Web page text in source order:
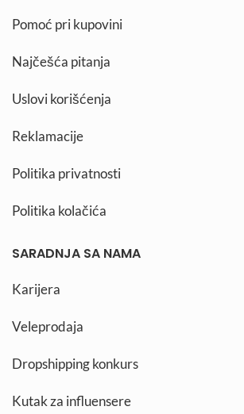
Pomoć pri kupovini
Najčešća pitanja
Uslovi korišćenja
Reklamacije
Politika privatnosti
Politika kolačića
SARADNJA SA NAMA
Karijera
Veleprodaja
Dropshipping konkurs
Kutak za influensere